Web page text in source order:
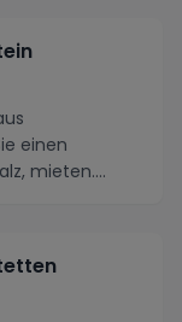
einen
mieten.